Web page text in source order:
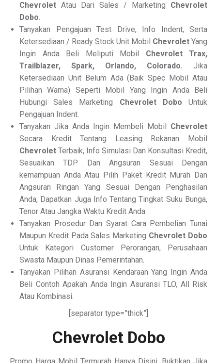
Chevrolet Atau Dari Sales / Marketing Chevrolet
Dobo.
Tanyakan Pengajuan Test Drive, Info Indent, Serta
Ketersediaan / Ready Stock Unit Mobil Chevrolet Yang
Ingin Anda Beli Meliputi Mobil Chevrolet Trax,
Trailblazer, Spark, Orlando, Colorado. Jika
Ketersediaan Unit Belum Ada (Baik Spec Mobil Atau
Pilihan Warna) Seperti Mobil Yang Ingin Anda Beli
Hubungi Sales Marketing Chevrolet Dobo Untuk
Pengajuan Indent.
Tanyakan Jika Anda Ingin Membeli Mobil Chevrolet
Secara Kredit Tentang Leasing Rekanan Mobil
Chevrolet Terbaik, Info Simulasi Dan Konsultasi Kredit,
Sesuaikan TDP Dan Angsuran Sesuai Dengan
kemampuan Anda Atau Pilih Paket Kredit Murah Dan
Angsuran Ringan Yang Sesuai Dengan Penghasilan
Anda, Dapatkan Juga Info Tentang Tingkat Suku Bunga,
Tenor Atau Jangka Waktu Kredit Anda.
Tanyakan Prosedur Dan Syarat Cara Pembelian Tunai
Maupun Kredit Pada Sales Marketing Chevrolet Dobo
Untuk Kategori Customer Perorangan, Perusahaan
Swasta Maupun Dinas Pemerintahan.
Tanyakan Pilihan Asuransi Kendaraan Yang Ingin Anda
Beli Contoh Apakah Anda Ingin Asuransi TLO, All Risk
Atau Kombinasi.
[separator type=”thick”]
Chevrolet Dobo